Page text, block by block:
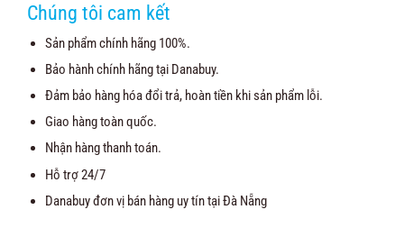
Chúng tôi cam kết
Sản phẩm chính hãng 100%.
Bảo hành chính hãng tại Danabuy.
Đảm bảo hàng hóa đổi trả, hoàn tiền khi sản phẩm lỗi.
Giao hàng toàn quốc.
Nhận hàng thanh toán.
Hỗ trợ 24/7
Danabuy đơn vị bán hàng uy tín tại Đà Nẵng